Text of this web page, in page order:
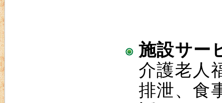
施設サー
介護老人
排泄、食